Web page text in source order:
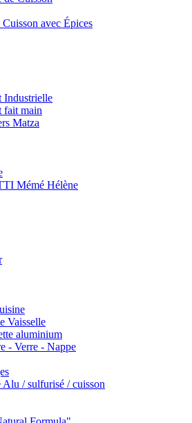
Cuisson avec Épices
Industrielle
fait main
Matza
Mémé Hélène
Vaisselle
aluminium
- Verre - Nappe
Alu / sulfurisé / cuisson